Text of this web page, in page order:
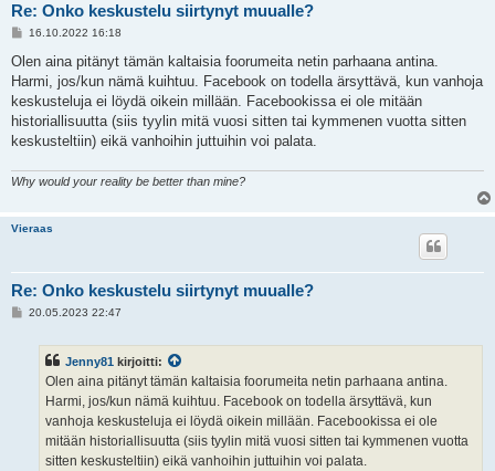
Re: Onko keskustelu siirtynyt muualle?
V
e
t
i
16.10.2022 16:18
Olen aina pitänyt tämän kaltaisia foorumeita netin parhaana antina.
Harmi, jos/kun nämä kuihtuu. Facebook on todella ärsyttävä, kun vanhoja
keskusteluja ei löydä oikein millään. Facebookissa ei ole mitään
historiallisuutta (siis tyylin mitä vuosi sitten tai kymmenen vuotta sitten
keskusteltiin) eikä vanhoihin juttuihin voi palata.
Why would your reality be better than mine?
Vieraas
Re: Onko keskustelu siirtynyt muualle?
V20.05.2023 22:47
Jenny81 kirjoitti:
Olen aina pitänyt tämän kaltaisia foorumeita netin parhaana antina.
Harmi, jos/kun nämä kuihtuu. Facebook on todella ärsyttävä, kun
vanhoja keskusteluja ei löydä oikein millään. Facebookissa ei ole
mitään historiallisuutta (siis tyylin mitä vuosi sitten tai kymmenen vuotta
sitten keskusteltiin) eikä vanhoihin juttuihin voi palata.